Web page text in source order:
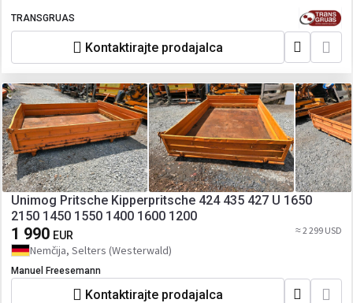
TRANSGRUAS
Kontaktirajte prodajalca
Unimog Pritsche Kipperpritsche 424 435 427 U 1650
2150 1450 1550 1400 1600 1200
1 990 EUR ≈ 2 299 USD
Nemčija, Selters (Westerwald)
Manuel Freesemann
Kontaktirajte prodajalca